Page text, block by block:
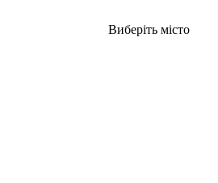
Виберіть місто